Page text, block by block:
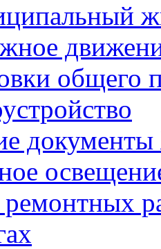
общего